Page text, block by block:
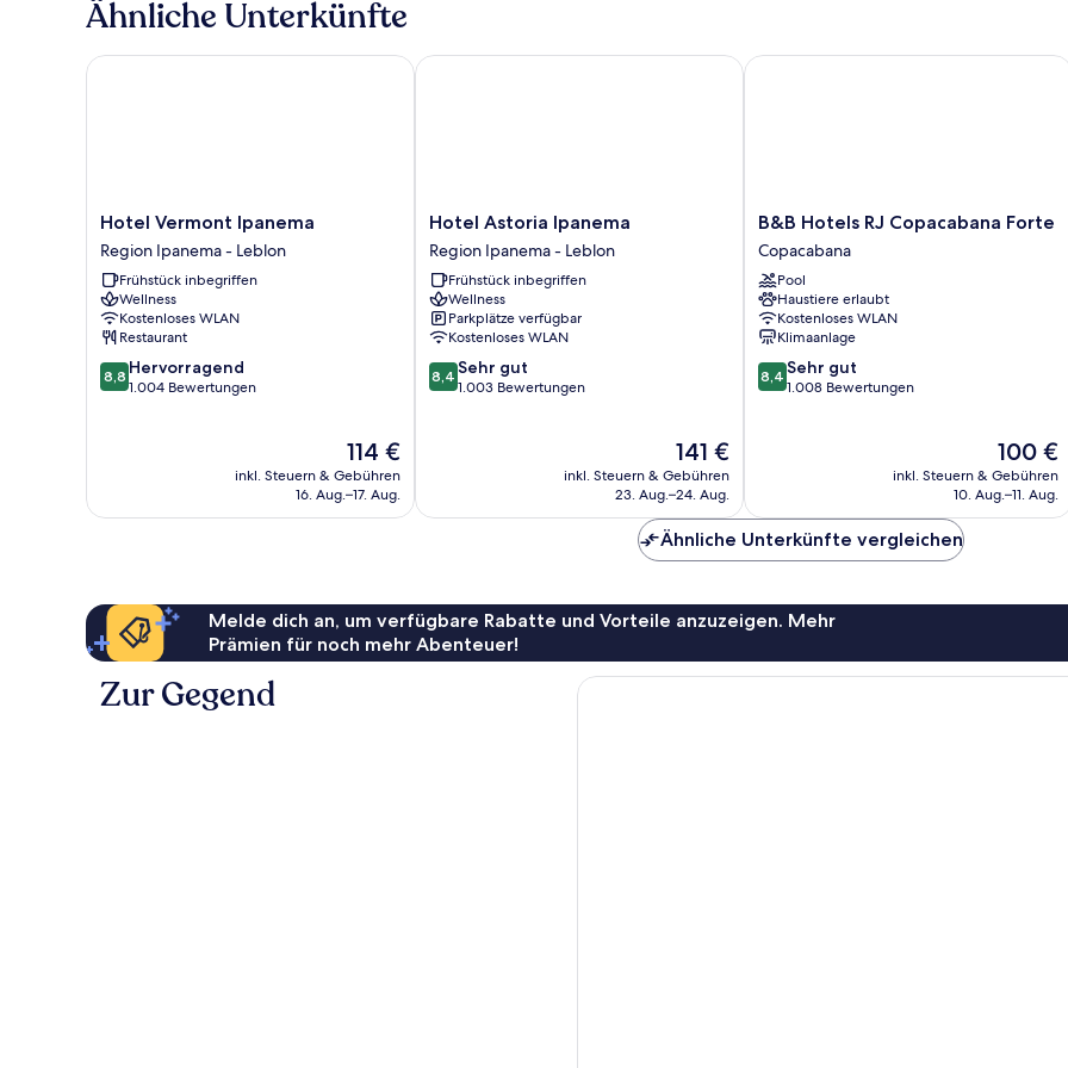
Ähnliche Unterkünfte
Hotel
Vermont
Ipanema
Region
Ipanema
-
Leblon
Hotel Vermont Ipanema
Region Ipanema - Leblon
Frühstück inbegriffen
Wellness
Kostenloses WLAN
Restaurant
8.8
von
8,8 Hervorragend
1.004 Bewertungen
Der
Preis
beträgt
114 €
inkl. Steuern & Gebühren
16. Aug.–17. Aug.
Hotel Vermont Ipanema
Hotel
Astoria
Ipanema
Region
Ipanema
-
Leblon
Hotel Astoria Ipanema
Region Ipanema - Leblon
Frühstück inbegriffen
Wellness
Parkplätze verfügbar
Kostenloses WLAN
8.4
von
8,4 Sehr gut
1.003 Bewertungen
Der
Preis
beträgt
141 €
inkl. Steuern & Gebühren
23. Aug.–24. Aug.
Hotel Astoria Ipanema
B&B
Hotels
RJ
Copacabana
Forte
Copacabana
B&B Hotels RJ Copacabana Forte
Copacabana
Pool
Haustiere erlaubt
Kostenloses WLAN
Klimaanlage
8.4
von
8,4 Sehr gut
1.008 Bewertungen
Der
Preis
beträgt
100 €
inkl. Steuern & Gebühren
10. Aug.–11. Aug.
B&B Hotels RJ Copacabana Forte
Ähnliche Unterkünfte vergleichen
Melde dich an, um verfügbare Rabatte und Vorteile anzuzeigen. Mehr
Prämien für noch mehr Abenteuer!
Zur Gegend